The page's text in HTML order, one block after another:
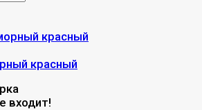
красный
входит!